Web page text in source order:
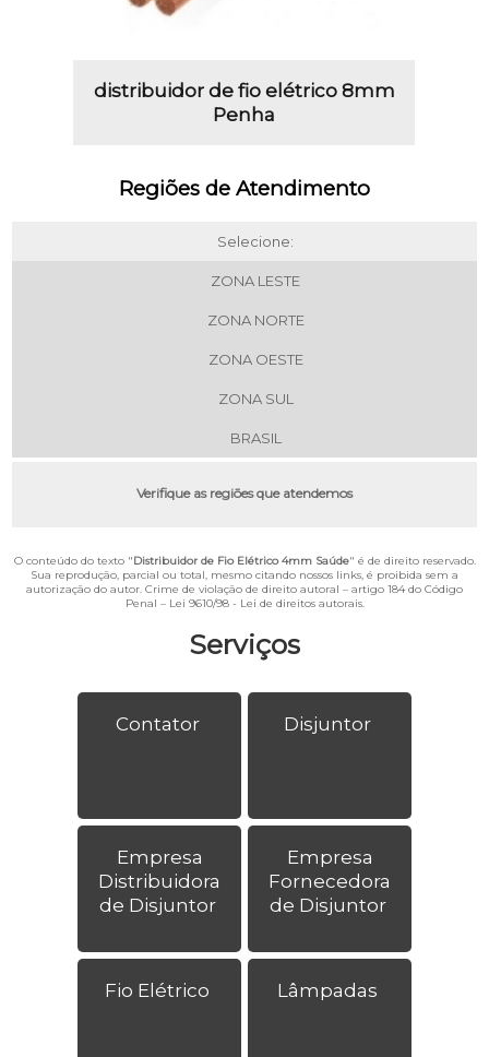
Serviços
Contator Disjuntor
Empresa
Distribuidora
de Disjuntor
Empresa
Fornecedora
de Disjuntor
Fio Elétrico Lâmpadas
distribuidor de fio elétrico 8mm
Penha
Regiões de Atendimento
Selecione:
ZONA LESTE
ZONA NORTE
ZONA OESTE
ZONA SUL
BRASIL
Verifique as regiões que atendemos
O conteúdo do texto "Distribuidor de Fio Elétrico 4mm Saúde" é de direito reservado.
Sua reprodução, parcial ou total, mesmo citando nossos links, é proibida sem a
autorização do autor. Crime de violação de direito autoral – artigo 184 do Código
Penal – Lei 9610/98 - Lei de direitos autorais.